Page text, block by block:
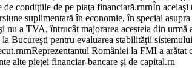
condiţiile de pe piaţa financiară.rnrnÎn
suplimentară în economie, în special
nu a TVA, întrucât majorarea acesteia din
Bucureşti pentru evaluarea stabilităţii
României la FMI a arătat
alte pieţei financiar-bancare şi de capital.rn